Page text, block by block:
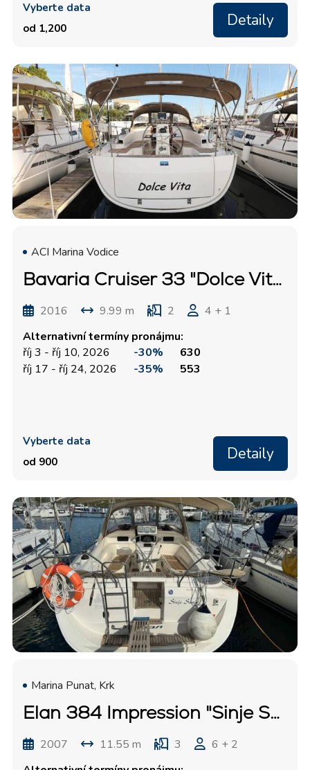
Vyberte data
od 1,200
Detaily
ACI Marina Vodice
Bavaria Cruiser 33 "Dolce Vita"
2016 9.99 m 2
4 + 1
Alternativní termíny pronájmu:
říj 3 - říj 10, 2026
-30%
630
říj 17 - říj 24, 2026
-35% 553
Vyberte data
od 900
Detaily
Marina Punat, Krk
Elan 384 Impression "Sinje Sanje"
2007 11.55 m 3
6 + 2